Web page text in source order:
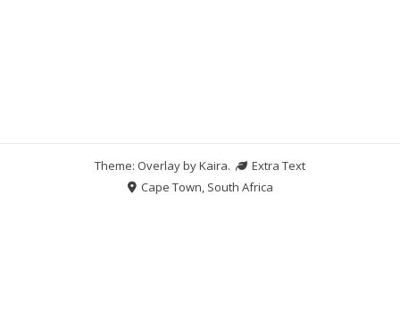
Theme: Overlay byKaira.
Extra Text
Cape Town, South Africa